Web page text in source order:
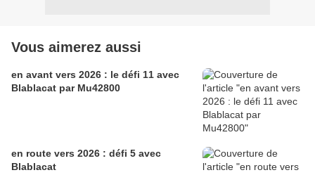
Vous aimerez aussi
en avant vers 2026 : le défi 11 avec
Blablacat par Mu42800
en route vers 2026 : défi 5 avec
Blablacat